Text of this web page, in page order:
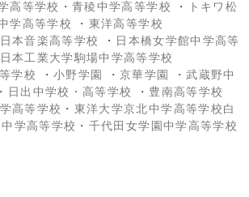
高等学校 ・ 青稜中学高等学校 ・
トキワ松
学高等学校
・ 東洋高等学校
日本音楽高等学校 ・ 日本橋女学館中学高等
日本工業大学駒場中学高等学校
学校 ・ 小野学園 ・京華学園 ・武蔵野中
日出中学校 ・高等学校 ・ 豊南高等学校
高等学校 ・ 東洋大学京北中学高等学校白
学高等学校 ・ 千代田女学園中学高等学校